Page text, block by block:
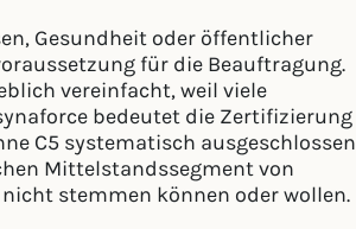
Gesundheit oder öffentlicher
für die Beauftragung.
vereinfacht, weil viele
bedeutet die Zertifizierung
C5 systematisch ausgeschlossen
Mittelstandssegment von
stemmen können oder wollen.